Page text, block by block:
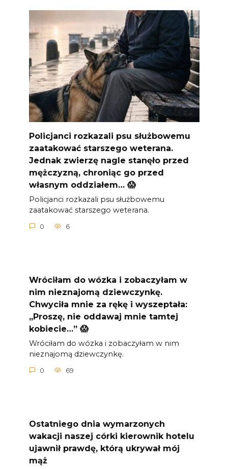
Policjanci rozkazali psu służbowemu
zaatakować starszego weterana.
Jednak zwierzę nagle stanęło przed
mężczyzną, chroniąc go przed
własnym oddziałem… 😱
Policjanci rozkazali psu służbowemu
zaatakować starszego weterana.
0 6
Wróciłam do wózka i zobaczyłam w
nim nieznajomą dziewczynkę.
Chwyciła mnie za rękę i wyszeptała:
„Proszę, nie oddawaj mnie tamtej
kobiecie…” 😱
Wróciłam do wózka i zobaczyłam w nim
nieznajomą dziewczynkę.
0 69
Ostatniego dnia wymarzonych
wakacji naszej córki kierownik hotelu
ujawnił prawdę, którą ukrywał mój
mąż